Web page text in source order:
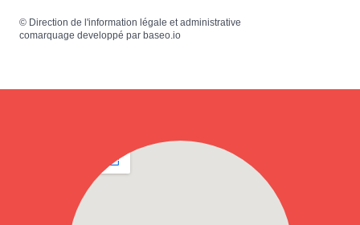
© Direction de l'information légale et administrative
comarquage developpé par baseo.io